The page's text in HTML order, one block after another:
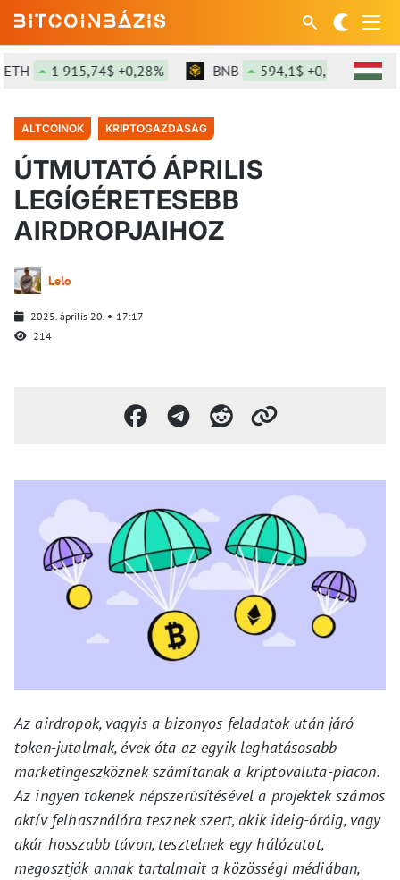
1 915,74$ +0,28% BNB 594,1$ +0,95% SOL
ALTCOINOK KRIPTOGAZDASÁG
ÚTMUTATÓ ÁPRILIS
LEGÍGÉRETESEBB
AIRDROPJAIHOZ
Lelo
2025. április 20.
17:17
214
Az airdropok, vagyis a bizonyos feladatok után járó
token-jutalmak, évek óta az egyik leghatásosabb
marketingeszköznek számítanak a kriptovaluta-piacon.
Az ingyen tokenek népszerűsítésével a projektek számos
aktív felhasználóra tesznek szert, akik ideig-óráig, vagy
akár hosszabb távon, tesztelnek egy hálózatot,
megosztják annak tartalmait a közösségi médiában,